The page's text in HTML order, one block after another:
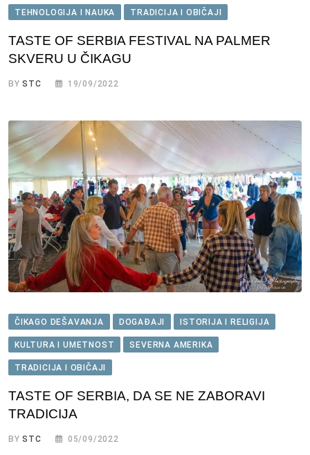
TEHNOLOGIJA I NAUKA TRADICIJA I OBIČAJI
TASTE OF SERBIA FESTIVAL NA PALMER
SKVERU U ČIKAGU
BYSTC 19/09/2022
ČIKAGO DEŠAVANJA DOGAĐAJI ISTORIJA I RELIGIJA
KULTURA I UMETNOST SEVERNA AMERIKA
TRADICIJA I OBIČAJI
TASTE OF SERBIA, DA SE NE ZABORAVI
TRADICIJA
BYSTC 05/09/2022